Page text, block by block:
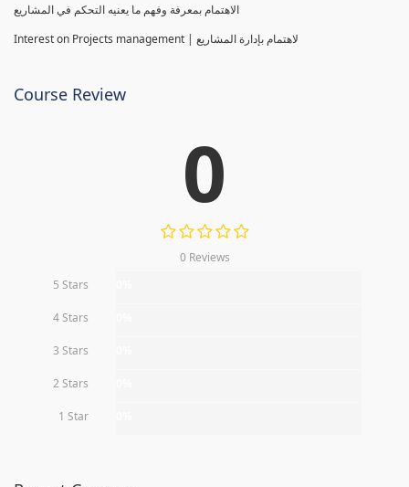
الاهتمام بمعرفة وفهم ما يعنيه التحكم في المشاريع
Interest on Projects management | لاهتمام بإدارة المشاريع
Course Review
0
0 Reviews
5 Stars
4 Stars
3 Stars
2 Stars
1 Star